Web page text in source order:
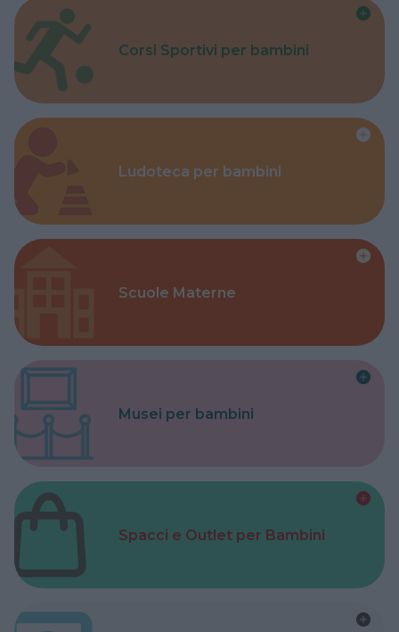
Corsi Sportivi per bambini
Ludoteca per bambini
Scuole Materne
Musei per bambini
Spacci e Outlet per Bambini